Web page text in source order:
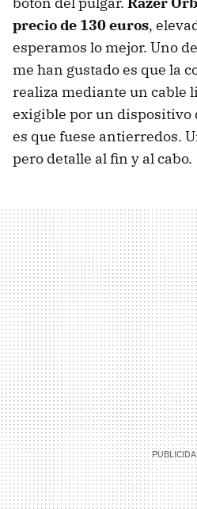
precio de 130 euros,
esperamos lo mejor. Uno
me han gustado es que la
realiza mediante un cable
exigible por un dispositivo
es que fuese antierredos.
pero detalle al fin y al cabo.